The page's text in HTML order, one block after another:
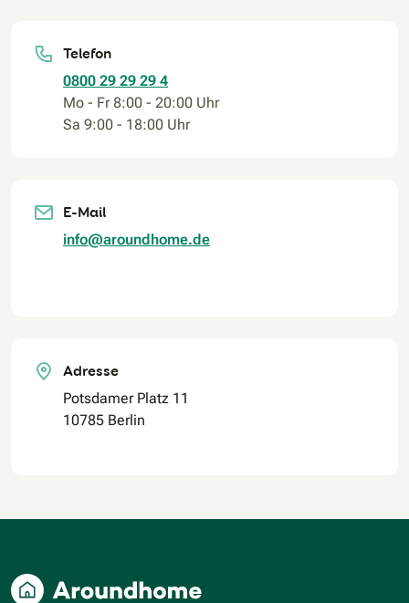
Telefon
0800 29 29 29 4
Mo - Fr 8:00 - 20:00 Uhr
Sa 9:00 - 18:00 Uhr
E-Mail
info@aroundhome.de
Adresse
Potsdamer Platz 11
10785 Berlin